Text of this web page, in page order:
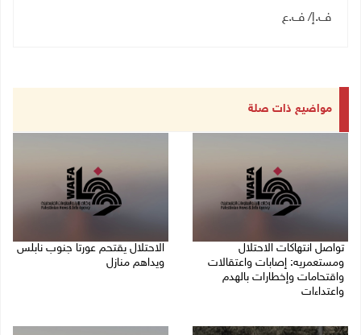
ف.إ/ ف.ع
مواضيع ذات صلة
تواصل انتهاكات الاحتلال
ومستعمريه: إصابات واعتقالات
واقتحامات وإخطارات بالهدم
واعتداءات
الاحتلال يقتحم عورتا جنوب نابلس
ويداهم منازل